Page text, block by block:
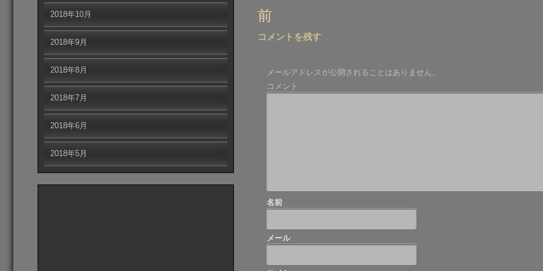
投
ナ
ゲ
ー
前
コメントを残す
メールアドレスが公開されることはありません。
コメント
名前
メール
2018年10月
2018年9月
2018年8月
2018年7月
2018年6月
2018年5月